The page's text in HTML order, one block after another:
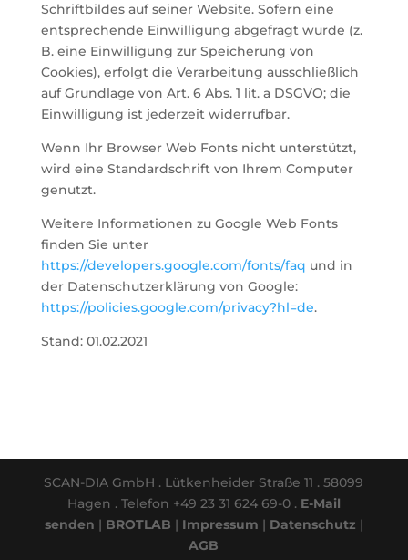
Schriftbildes auf seiner Website. Sofern eine
entsprechende Einwilligung abgefragt wurde (z.
B. eine Einwilligung zur Speicherung von
Cookies), erfolgt die Verarbeitung ausschließlich
auf Grundlage von Art. 6 Abs. 1 lit. a DSGVO; die
Einwilligung ist jederzeit widerrufbar.
Wenn Ihr Browser Web Fonts nicht unterstützt,
wird eine Standardschrift von Ihrem Computer
genutzt.
Weitere Informationen zu Google Web Fonts
finden Sie unter
https://developers.google.com/fonts/faq und in
der Datenschutzerklärung von Google:
https://policies.google.com/privacy?hl=de.
Stand: 01.02.2021
SCAN-DIA GmbH . Lütkenheider Straße 11 . 58099
Hagen . Telefon +49 23 31 624 69-0 . E-Mail
senden | BROTLAB | Impressum | Datenschutz |
AGB